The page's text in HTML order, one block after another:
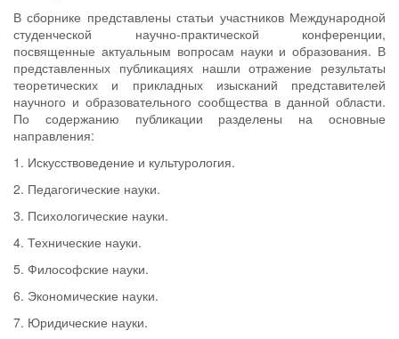
В сборнике представлены статьи участников Международной
студенческой научно-практической конференции,
посвященные актуальным вопросам науки и образования. В
представленных публикациях нашли отражение результаты
теоретических и прикладных изысканий представителей
научного и образовательного сообщества в данной области.
По содержанию публикации разделены на основные
направления:
1. Искусствоведение и культурология.
2. Педагогические науки.
3. Психологические науки.
4. Технические науки.
5. Философские науки.
6. Экономические науки.
7. Юридические науки.